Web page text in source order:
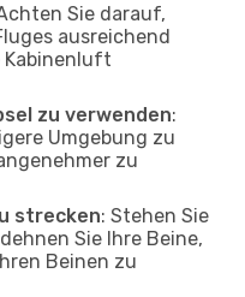
Sie darauf,
ausreichend
Kabinenluft
zu verwenden:
Umgebung zu
zu
strecken: Stehen Sie
Sie Ihre Beine,
Beinen zu